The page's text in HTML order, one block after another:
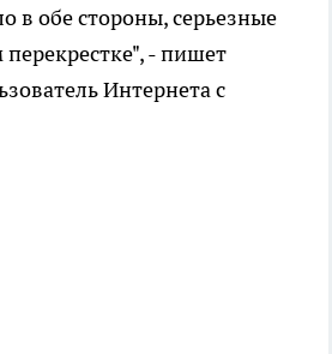
в обе стороны, серьезные
- пишет
Интернета с